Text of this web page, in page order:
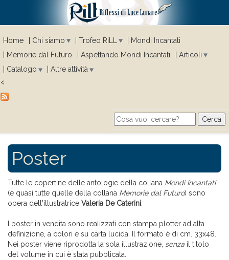
Home Chi siamo Trofeo RiLL
Mondi Incantati
Memorie dal Futuro
Aspettando Mondi Incantati
Articoli
Catalogo
Altre attività
<
Search form
Cerca
Poster
Tutte le copertine delle antologie della collana Mondi Incantati
(e quasi tutte quelle della collana Memorie dal Futuro) sono
opera dell'illustratrice Valeria De Caterini
I poster in vendita sono realizzati con stampa plotter ad alta
definizione, a colori e su carta lucida. Il formato è di cm. 33x48.
Nei poster viene riprodotta la sola illustrazione, senza il titolo
del volume in cui è stata pubblicata.